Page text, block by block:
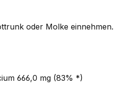
oder Molke einnehmen.
666,0 mg (83% *)